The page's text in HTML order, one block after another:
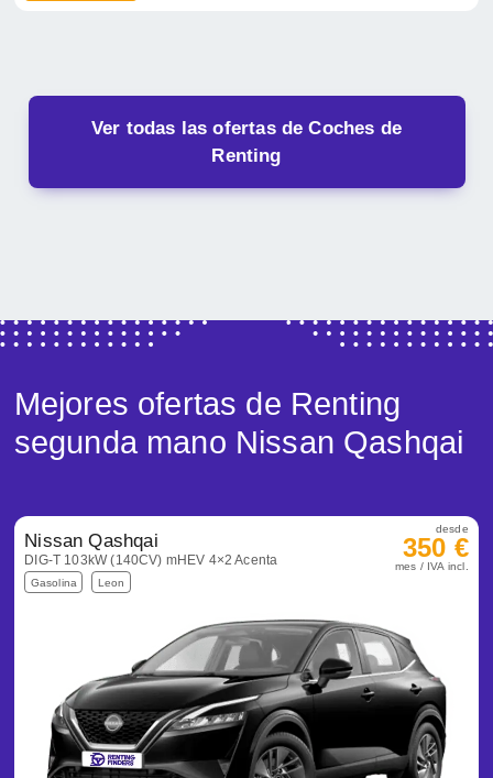
Ver todas las ofertas de Coches de
Renting
Mejores ofertas de Renting
segunda mano Nissan Qashqai
Nissan Qashqai
DIG-T 103kW (140CV) mHEV 4×2 Acenta
Gasolina Leon
desde
350 €
mes / IVA incl.